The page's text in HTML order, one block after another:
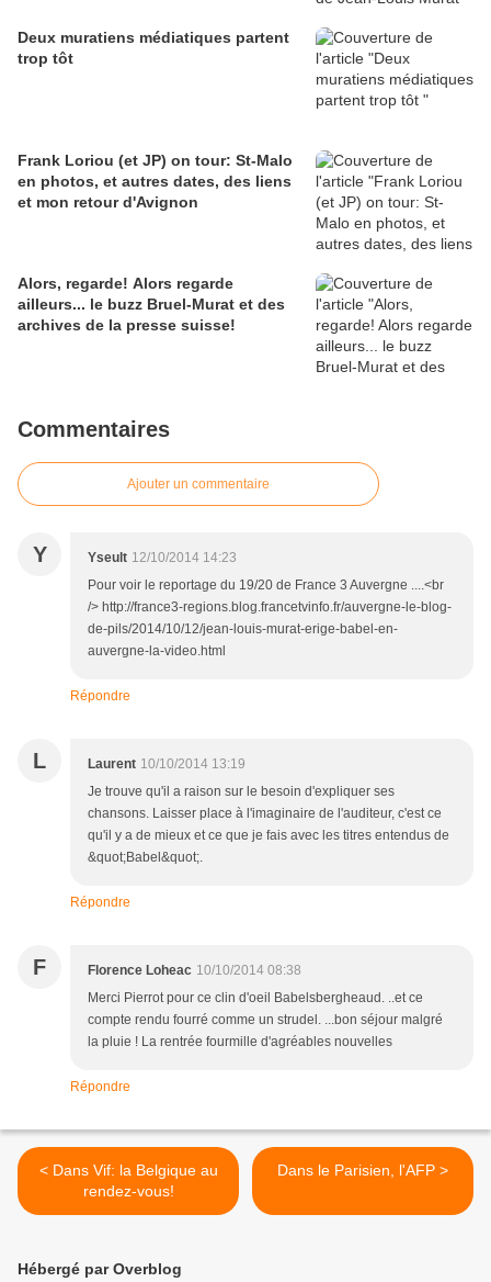
Deux muratiens médiatiques partent
trop tôt
Frank Loriou (et JP) on tour: St-Malo
en photos, et autres dates, des liens
et mon retour d'Avignon
Alors, regarde! Alors regarde
ailleurs... le buzz Bruel-Murat et des
archives de la presse suisse!
Commentaires
Ajouter un commentaire
Y Yseult 12/10/2014 14:23
Pour voir le reportage du 19/20 de France 3 Auvergne ....<br
/> http://france3-regions.blog.francetvinfo.fr/auvergne-le-blog-
de-pils/2014/10/12/jean-louis-murat-erige-babel-en-
auvergne-la-video.html
Répondre
L Laurent 10/10/2014 13:19
Je trouve qu'il a raison sur le besoin d'expliquer ses
chansons. Laisser place à l'imaginaire de l'auditeur, c'est ce
qu'il y a de mieux et ce que je fais avec les titres entendus de
&quot;Babel&quot;.
Répondre
F Florence Loheac 10/10/2014 08:38
Merci Pierrot pour ce clin d'oeil Babelsbergheaud. ..et ce
compte rendu fourré comme un strudel. ...bon séjour malgré
la pluie ! La rentrée fourmille d'agréables nouvelles
Répondre
< Dans Vif: la Belgique au
rendez-vous!
Dans le Parisien, l'AFP >
Hébergé par Overblog